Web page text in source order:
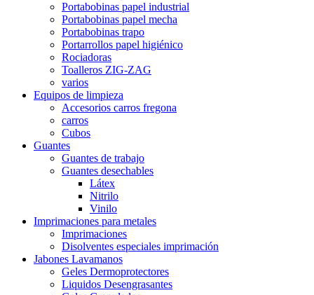
Portabobinas papel industrial
Portabobinas papel mecha
Portabobinas trapo
Portarrollos papel higiénico
Rociadoras
Toalleros ZIG-ZAG
varios
Equipos de limpieza
Accesorios carros fregona
carros
Cubos
Guantes
Guantes de trabajo
Guantes desechables
Látex
Nitrilo
Vinilo
Imprimaciones para metales
Imprimaciones
Disolventes especiales imprimación
Jabones Lavamanos
Geles Dermoprotectores
Liquidos Desengrasantes